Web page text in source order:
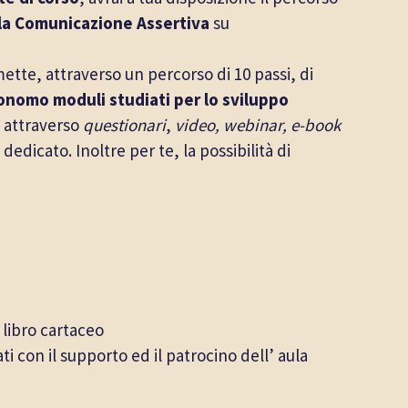
Comunicazione Assertiva su
attraverso un percorso di 10 passi, di
moduli studiati per lo sviluppo
attraverso questionari, video, webinar, e-book
Inoltre per te, la possibilità di
cartaceo
con il supporto ed il patrocino dell’ aula